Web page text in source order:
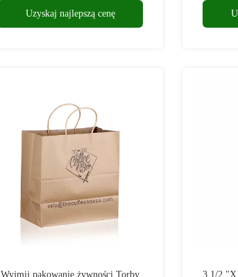
Uzyskaj najlepszą cenę
Wyjmij pakowanie żywności Torby
3 1/2 "X